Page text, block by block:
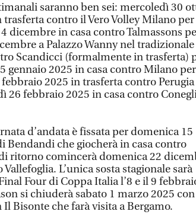
saranno ben sei: mercoledì 30
contro il Vero Volley Milano per
dicembre in casa contro Talmassons
a Palazzo Wanny nel tradizionale
Scandicci (formalmente in trasferta)
gennaio 2025 in casa contro Milano
2025 in trasferta contro
26 febbraio 2025 in casa contro
d’andata è fissata per domenica 15
Bendandi che giocherà in casa contro
ritorno comincerà domenica 22
L’unica sosta stagionale sarà
Four di Coppa Italia l’8 e il 9
si chiuderà sabato 1 marzo 2025
Bisonte che farà visita a Bergamo.